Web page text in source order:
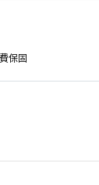
保固